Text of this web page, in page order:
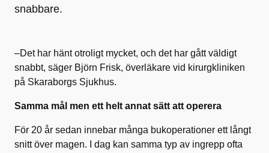
snabbare.
–Det har hänt otroligt mycket, och det har gått väldigt
snabbt, säger Björn Frisk, överläkare vid kirurgkliniken
på Skaraborgs Sjukhus.
Samma mål men ett helt annat sätt att operera
För 20 år sedan innebar många bukoperationer ett långt
snitt över magen. I dag kan samma typ av ingrepp ofta